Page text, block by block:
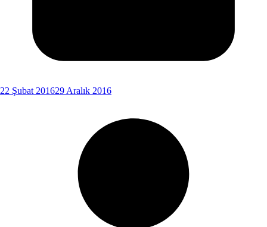
22 Şubat 201629 Aralık 2016